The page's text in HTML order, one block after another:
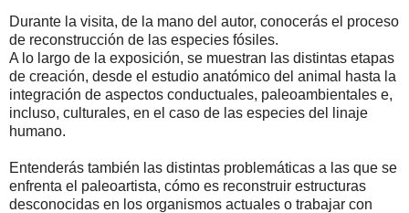
Durante la visita, de la mano del autor, conocerás el proceso
de reconstrucción de las especies fósiles.
A lo largo de la exposición, se muestran las distintas etapas
de creación, desde el estudio anatómico del animal hasta la
integración de aspectos conductuales, paleoambientales e,
incluso, culturales, en el caso de las especies del linaje
humano.
Entenderás también las distintas problemáticas a las que se
enfrenta el paleoartista, cómo es reconstruir estructuras
desconocidas en los organismos actuales o trabajar con